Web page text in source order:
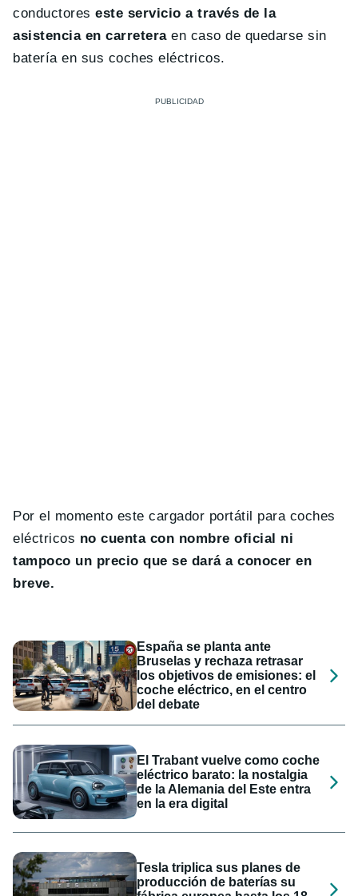
conductoreseste servicio a través de la
asistencia en carreteraen caso de quedarse sin
batería en sus coches eléctricos.
Por el momento este cargador portátil para coches
eléctricos no cuenta con nombre oficial ni
tampoco un precio que se dará a conocer en
breve.
España se planta ante
Bruselas y rechaza retrasar
los objetivos de emisiones: el
coche eléctrico, en el centro
del debate
El Trabant vuelve como coche
eléctrico barato: la nostalgia
de la Alemania del Este entra
en la era digital
Tesla triplica sus planes de
producción de baterías su